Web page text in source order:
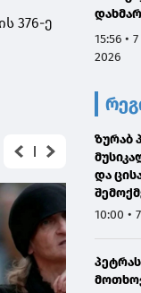
376-ე
15:56 •
2026
ზურაბ
და
10:00 •